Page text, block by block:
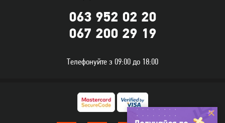
М'ясорубка Moulinex
М'ясорубка
ZELMOTOR/SMAPP 489.81
063 952 02 20
067 200 29 19
Телефонуйте з 09:00 до 18:00